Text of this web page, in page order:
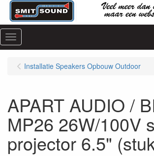
Menu
Installatie Speakers Opbouw Outdoor
APART AUDIO /
MP26 26W/100V
projector 6.5"